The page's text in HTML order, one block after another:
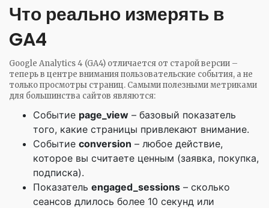
Что реально измерять в
GA4
Google Analytics 4 (GA4) отличается от старой версии –
теперь в центре внимания пользовательские события, а не
только просмотры страниц. Самыми полезными метриками
для большинства сайтов являются:
Событие page_view – базовый показатель
того, какие страницы привлекают внимание.
Событие conversion – любое действие,
которое вы считаете ценным (заявка, покупка,
подписка).
Показатель engaged_sessions – сколько
сеансов длилось более 10 секунд или